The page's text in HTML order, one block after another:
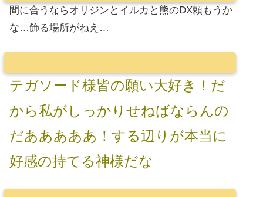
間に合うならオリジンとイルカと熊のDX頼もうか
な…飾る場所がねえ…
テガソード様皆の願い大好き！だ
から私がしっかりせねばならんの
だあああああ！する辺りが本当に
好感の持てる神様だな